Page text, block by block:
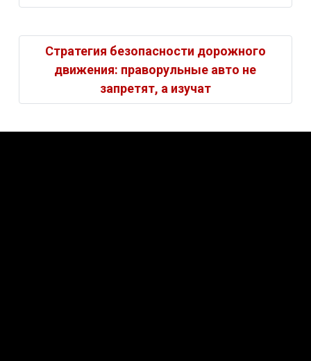
Стратегия безопасности дорожного
движения: праворульные авто не
запретят, а изучат